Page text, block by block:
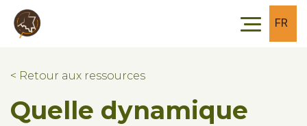
Skip to main content
Skip to footer
FR
< Retour aux ressources
Quelle dynamique